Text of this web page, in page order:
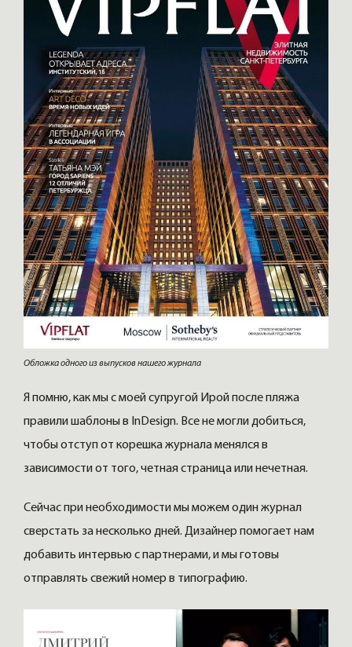
Обложка одного из выпусков нашего журнала
Я помню, как мы с моей супругой Ирой после пляжа
правили шаблоны в InDesign. Все не могли добиться,
чтобы отступ от корешка журнала менялся в
зависимости от того, четная страница или нечетная.
Сейчас при необходимости мы можем один журнал
сверстать за несколько дней. Дизайнер помогает нам
добавить интервью с партнерами, и мы готовы
отправлять свежий номер в типографию.